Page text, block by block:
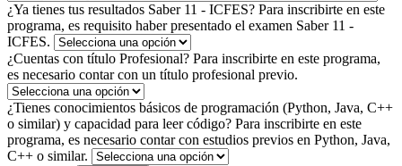
¿Ya tienes tus resultados Saber 11 - ICFES? Para inscribirte en este
programa, es requisito haber presentado el examen Saber 11 -
ICFES.
¿Cuentas con título Profesional? Para inscribirte en este programa,
es necesario contar con un título profesional previo.
¿Tienes conocimientos básicos de programación (Python, Java, C++
o similar) y capacidad para leer código? Para inscribirte en este
programa, es necesario contar con estudios previos en Python, Java,
C++ o similar.